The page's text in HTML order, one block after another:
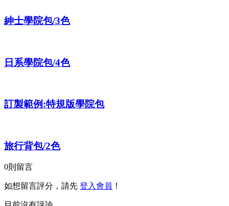
紳士學院包/3色
日系學院包/4色
訂製範例:特規版學院包
旅行背包/2色
0則留言
如想留言評分，請先 登入會員 ！